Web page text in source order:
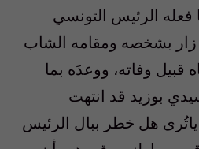
الرئيس التونسي
زار بشخصه ومقامه الشاب
وفاته، ووعدَه بما
بوزيد قد انتهت
هل خطر ببال الرئيس